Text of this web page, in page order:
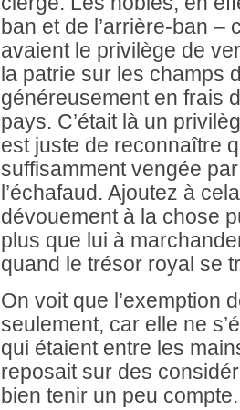
ban et de l’arrière-ban –
avaient le privilège de
la patrie sur les champs
généreusement en frais
pays. C’était là un
est juste de reconnaître
suffisamment vengée
l’échafaud. Ajoutez à
dévouement à la chose
plus que lui à
quand le trésor royal se
On voit que l’exemption
seulement, car elle ne
qui étaient entre les
reposait sur des
bien tenir un peu